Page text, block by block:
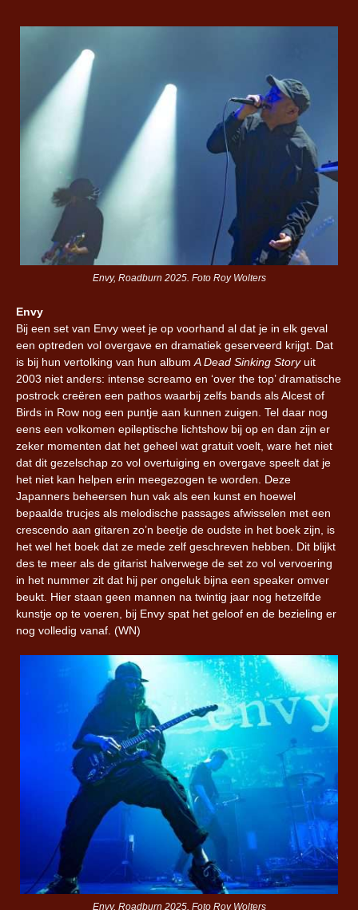
Envy, Roadburn 2025. Foto Roy Wolters
Envy
Bij een set van Envy weet je op voorhand al dat je in elk geval
een optreden vol overgave en dramatiek geserveerd krijgt. Dat
is bij hun vertolking van hun album A Dead Sinking Storyuit
2003 niet anders: intense screamo en ‘over the top’ dramatische
postrock creëren een pathos waarbij zelfs bands als Alcest of
Birds in Row nog een puntje aan kunnen zuigen. Tel daar nog
eens een volkomen epileptische lichtshow bij op en dan zijn er
zeker momenten dat het geheel wat gratuit voelt, ware het niet
dat dit gezelschap zo vol overtuiging en overgave speelt dat je
het niet kan helpen erin meegezogen te worden. Deze
Japanners beheersen hun vak als een kunst en hoewel
bepaalde trucjes als melodische passages afwisselen met een
crescendo aan gitaren zo’n beetje de oudste in het boek zijn, is
het wel het boek dat ze mede zelf geschreven hebben. Dit blijkt
des te meer als de gitarist halverwege de set zo vol vervoering
in het nummer zit dat hij per ongeluk bijna een speaker omver
beukt. Hier staan geen mannen na twintig jaar nog hetzelfde
kunstje op te voeren, bij Envy spat het geloof en de bezieling er
nog volledig vanaf. (WN)
Envy, Roadburn 2025. Foto Roy Wolters